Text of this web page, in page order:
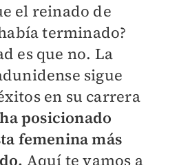
el reinado de
terminado?
es que no. La
sigue
en su carrera
posicionado
femenina más
Aquí te vamos a